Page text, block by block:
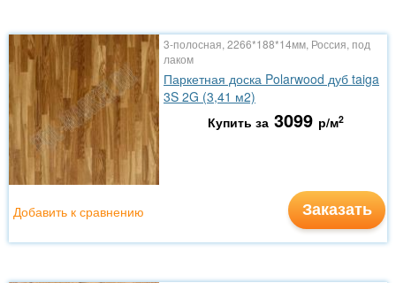
3-полосная, 2266*188*14мм, Россия, под
лаком
Паркетная доска Polarwood дуб taiga
3S 2G (3,41 м2)
Купить за 3099 р/м2
Заказать
Добавить к сравнению